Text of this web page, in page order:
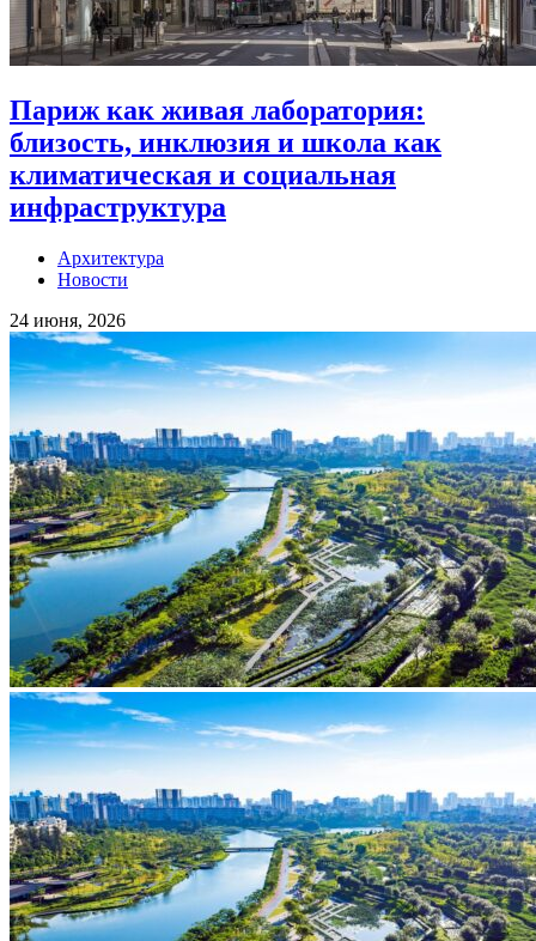
Париж как живая лаборатория:
близость, инклюзия и школа как
климатическая и социальная
инфраструктура
Архитектура
Новости
24 июня, 2026